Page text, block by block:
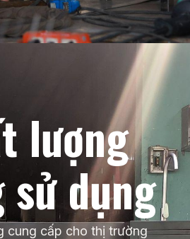
lượng
dụng
cung cấp cho thị trường